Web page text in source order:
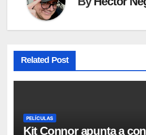
Related Post
PELÍCULAS
Kit Connor apunta a